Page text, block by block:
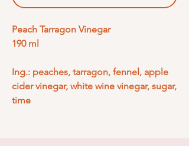
Peach Tarragon Vinegar
190 ml
Ing.: peaches, tarragon, fennel, apple
cider vinegar, white wine vinegar, sugar,
time